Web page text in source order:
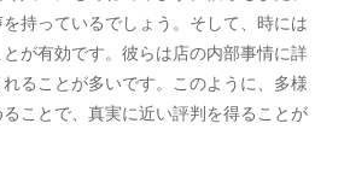
持っているでしょう。そして、時には
が有効です。彼らは店の内部事情に詳
ることが多いです。このように、多様
ことで、真実に近い評判を得ることが